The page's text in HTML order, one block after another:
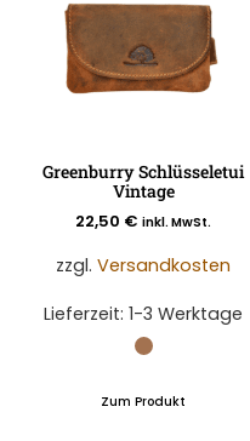
Greenburry Schlüsseletui
Vintage
22,50 € inkl. MwSt.
zzgl.Versandkosten
Lieferzeit:1-3 Werktage
Zum Produkt